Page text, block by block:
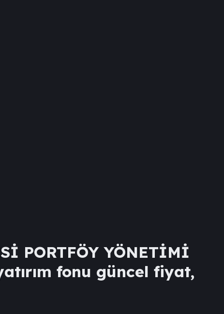
PORTFÖY YÖNETİMİ
fonu güncel fiyat,